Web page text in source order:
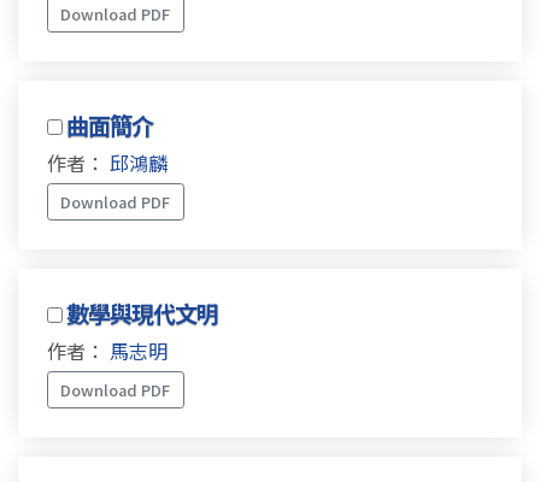
Download PDF
曲面簡介
作者： 邱鴻麟
Download PDF
數學與現代文明
作者： 馬志明
Download PDF